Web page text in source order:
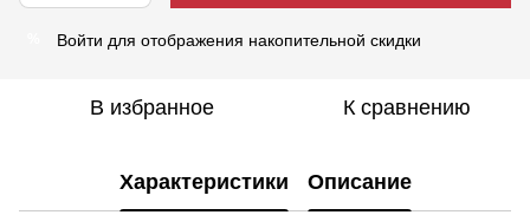
Войти для отображения накопительной скидки
В избранное К сравнению
Характеристики Описание